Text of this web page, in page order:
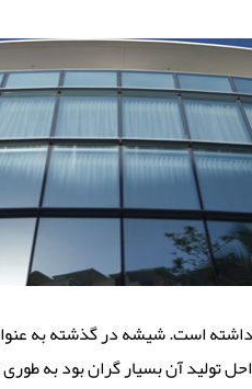
است. شیشه در گذشته به
آن بسیار گران بود به طوری